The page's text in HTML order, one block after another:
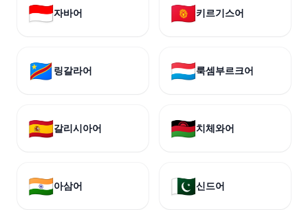
🇮🇩자바어 🇰🇬키르기스어
🇨🇩링갈라어 🇱🇺룩셈부르크어
🇪🇸갈리시아어 🇲🇼치체와어
🇮🇳아삼어 🇵🇰신드어